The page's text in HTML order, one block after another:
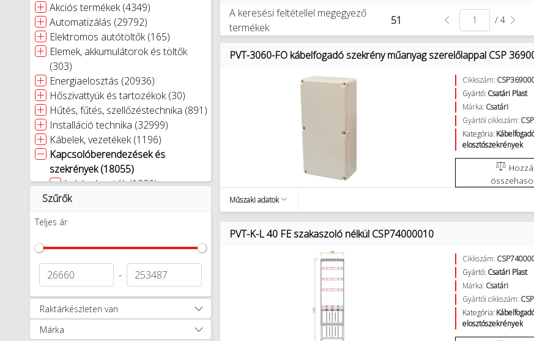
Akciós termékek (4349)
Automatizálás (29792)
Elektromos autótöltők (165)
Elemek, akkumulátorok és töltők
(303)
Energiaelosztás (20936)
Hőszivattyúk és tartozékok (30)
Hűtés, fűtés, szellőzéstechnika (891)
Installáció technika (32999)
Kábelek, vezetékek (1196)
Kapcsolóberendezések és
szekrények (18055)
Lakáselosztók (1326)
Üres tokozatok (673)
(8419)
Készülékkel szerelt
szekrények csoportos
méréshez (16)
Vezeték csomagok (3)
Szűrők
Teljes ár
-
Raktárkészleten van
Márka
A keresési feltétellel megegyező
termékek
51 / 4
PVT-3060-FO kábelfogadó szekrény műanyag szerelőlappal CSP
Cikkszám:
Gyártó: Csatári Plast
Márka: Csatári
Gyártói cikkszám:
Kategória:
elosztószekrények
Műszaki adatok
PVT-K-L 40 FE szakaszoló nélkül CSP74000010
Cikkszám:
Gyártó: Csatári Plast
Márka: Csatári
Gyártói cikkszám:
Kategória:
elosztószekrények